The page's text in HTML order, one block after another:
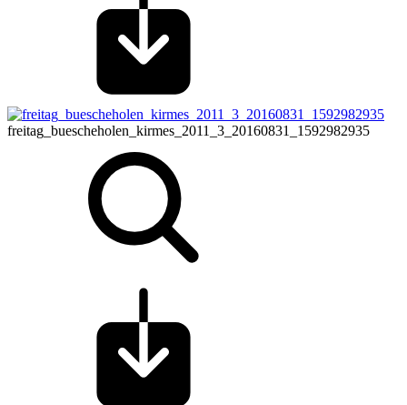
freitag_buescheholen_kirmes_2011_3_20160831_1592982935